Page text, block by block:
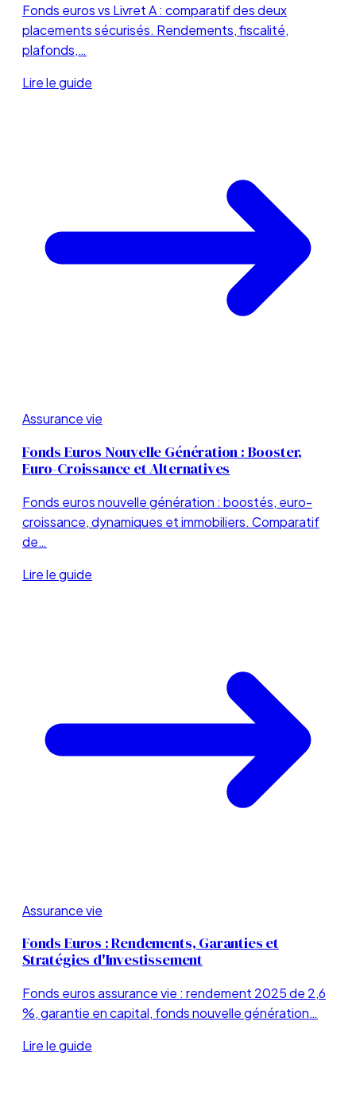
Fonds euros vs Livret A : comparatif des deux
placements sécurisés. Rendements, fiscalité,
plafonds,…
Lire le guide
Assurance vie
Fonds Euros Nouvelle Génération : Booster,
Euro-Croissance et Alternatives
Fonds euros nouvelle génération : boostés, euro-
croissance, dynamiques et immobiliers. Comparatif
de…
Lire le guide
Assurance vie
Fonds Euros : Rendements, Garanties et
Stratégies d'Investissement
Fonds euros assurance vie : rendement 2025 de 2,6
%, garantie en capital, fonds nouvelle génération…
Lire le guide